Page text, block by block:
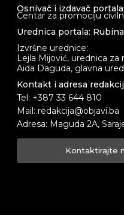
Osnivač i izdavač portala:
Centar za promociju
Urednica portala:
Izvršne urednice:
Lejla Mijović, urednica
Aida Daguda, glavna
Kontakt i adresa
Tel: +387 33 644 810
Mail: redakcija@objavi.ba
Adresa: Maguda 2A,
Kontaktirajte